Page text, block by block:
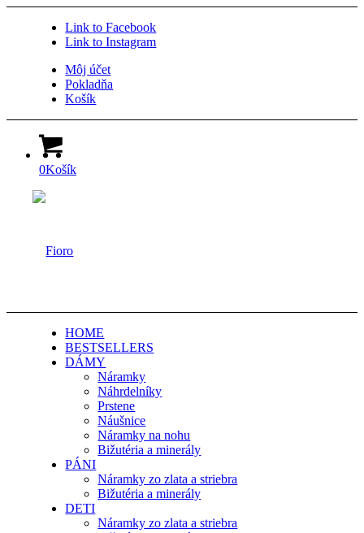
Link to Facebook
Link to Instagram
Môj účet
Pokladňa
Košík
0Košík
HOME
BESTSELLERS
DÁMY
Náramky
Náhrdelníky
Prstene
Náušnice
Náramky na nohu
Bižutéria a minerály
PÁNI
Náramky zo zlata a striebra
Bižutéria a minerály
DETI
Náramky zo zlata a striebra